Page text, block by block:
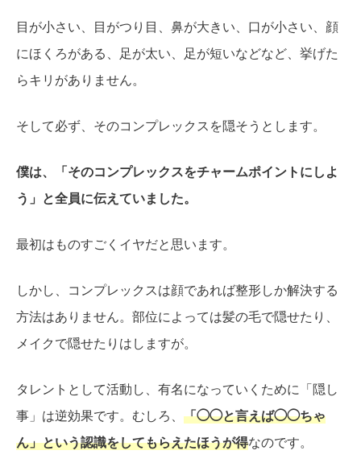
目が小さい、目がつり目、鼻が大きい、口が小さい、顔
にほくろがある、足が太い、足が短いなどなど、挙げた
らキリがありません。
そして必ず、そのコンプレックスを隠そうとします。
僕は、「そのコンプレックスをチャームポイントにしよ
う」と全員に伝えていました。
最初はものすごくイヤだと思います。
しかし、コンプレックスは顔であれば整形しか解決する
方法はありません。部位によっては髪の毛で隠せたり、
メイクで隠せたりはしますが。
タレントとして活動し、有名になっていくために「隠し
事」は逆効果です。むしろ、 「◯◯と言えば◯◯ちゃ
ん」という認識をしてもらえたほうが得なのです。